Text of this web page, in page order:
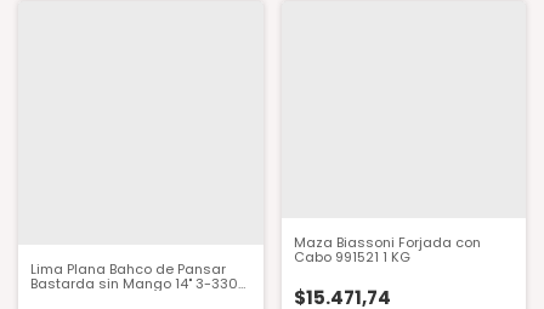
Lima Plana Bahco de Pansar
Bastarda sin Mango 14" 3-330-
Maza Biassoni Forjada con
Cabo 991521 1 KG
$15.471,74